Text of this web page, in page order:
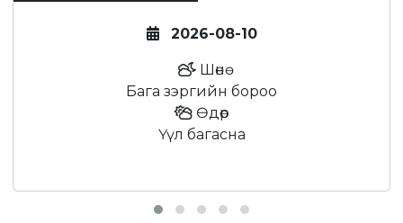
2026-08-10
Шөнө
Бага зэргийн бороо
Өдөр
Үүл багасна